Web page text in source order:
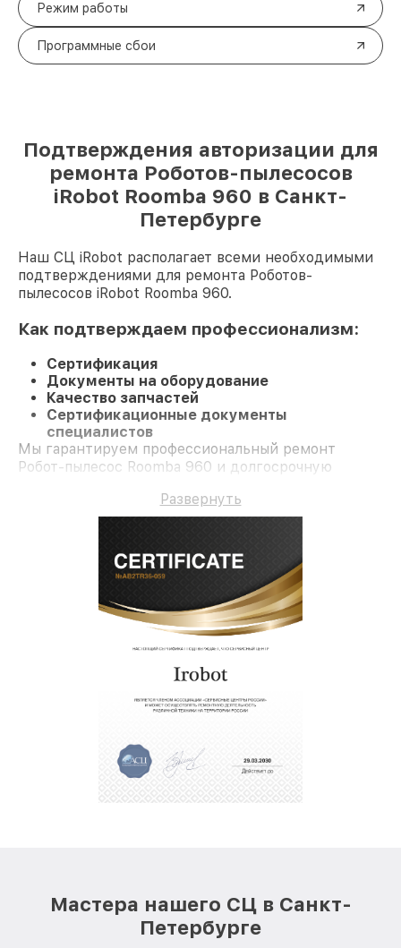
Режим работы
Программные сбои
Подтверждения авторизации для
ремонта Роботов-пылесосов
iRobot Roomba 960 в Санкт-
Петербурге
Наш СЦ iRobot располагает всеми необходимыми
подтверждениями для ремонта Роботов-
пылесосов iRobot Roomba 960.
Как подтверждаем профессионализм:
Сертификация
Документы на оборудование
Качество запчастей
Сертификационные документы
специалистов
Мы гарантируем профессиональный ремонт
Робот-пылесос Roomba 960 и долгосрочную
Развернуть
Мастера нашего СЦ в Санкт-
Петербурге